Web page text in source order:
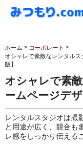
ホーム > コーポレート >
オシャレで素敵なレンタル
版】
オシャレで素
ームページデ
レンタルスタジオは撮
と用途が広く、競合も
レ感をしっかり伝える